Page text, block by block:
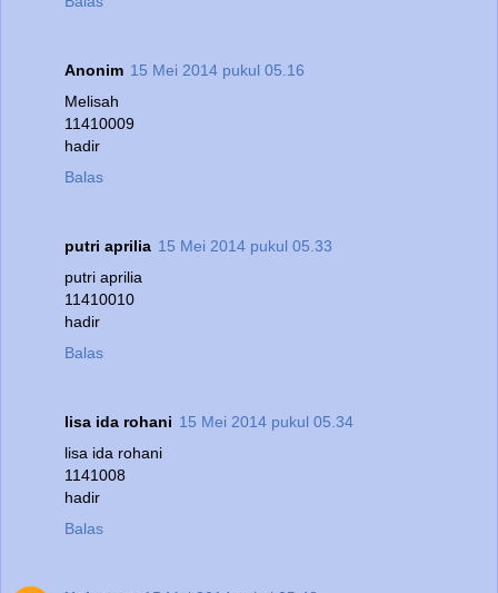
Anonim 15 Mei 2014 pukul 05.16
Melisah
11410009
hadir
Balas
putri aprilia 15 Mei 2014 pukul 05.33
putri aprilia
11410010
hadir
Balas
lisa ida rohani 15 Mei 2014 pukul 05.34
lisa ida rohani
1141008
hadir
Balas